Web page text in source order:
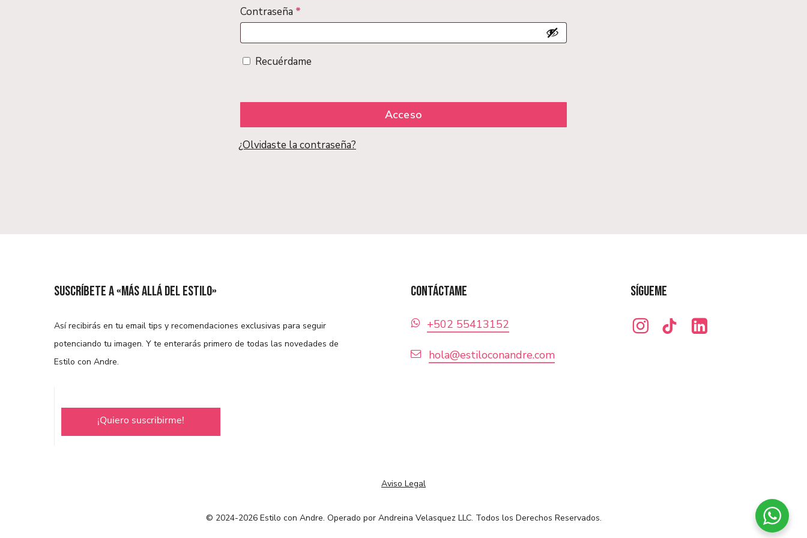
Contraseña *
Recuérdame
Acceso
¿Olvidaste la contraseña?
Suscríbete a «Más allá del estilo»
Así recibirás en tu email tips y recomendaciones exclusivas para seguir
potenciando tu imagen. Y te enterarás primero de todas las novedades de
Estilo con Andre.
Contáctame
+‪502 55413152‬
hola@estiloconandre.com
Sígueme
Aviso Legal
© 2024-2026 Estilo con Andre. Operado por Andreina Velasquez LLC. Todos los Derechos Reservados.